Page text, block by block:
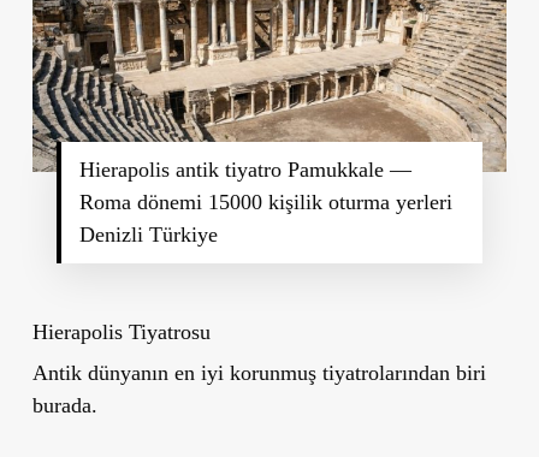
Hierapolis antik tiyatro Pamukkale —
Roma dönemi 15000 kişilik oturma yerleri
Denizli Türkiye
Hierapolis Tiyatrosu
Antik dünyanın en iyi korunmuş tiyatrolarından biri
burada.